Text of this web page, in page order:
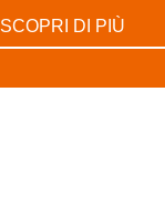
SCOPRI DI PIÙ